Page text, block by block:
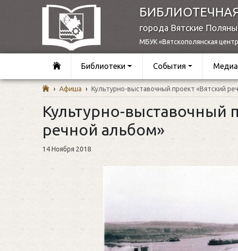
города Вятские Поляны
МБУК «Вятскополянская
Библиотеки События Медиа
› Афиша › Культурно-выставочный проект «Вятский
Культурно-выставочный
речной альбом»
14 Ноября 2018